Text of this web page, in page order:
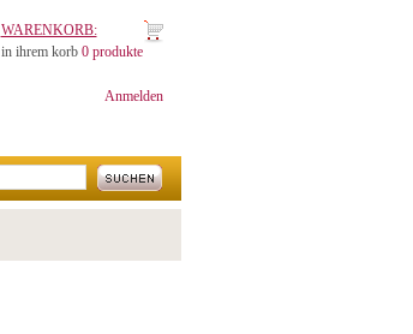
WARENKORB:
in ihrem korb 0 produkte
Anmelden